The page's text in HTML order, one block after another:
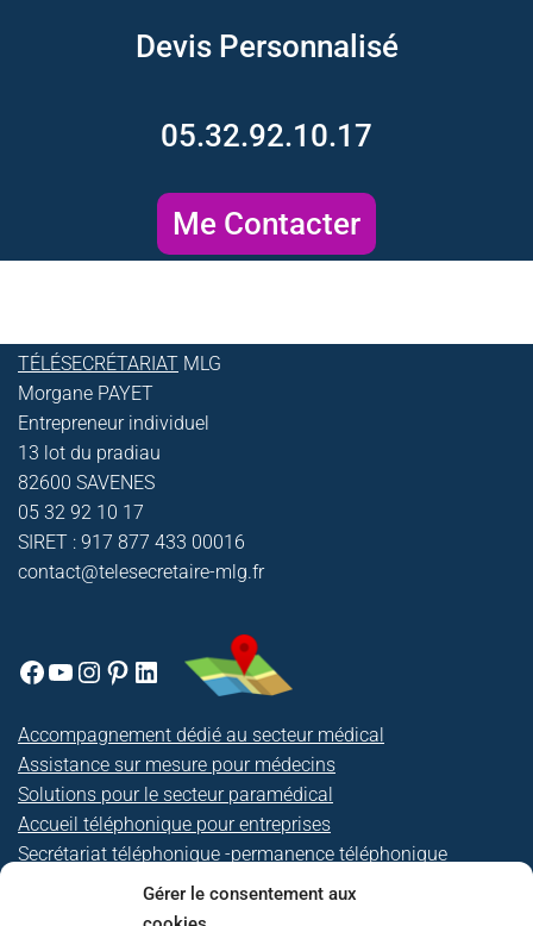
Gérer le consentement aux
Devis Personnalisé
05.32.92.10.17
Me Contacter
TÉLÉSECRÉTARIAT MLG
Morgane PAYET
Entrepreneur individuel
13 lot du pradiau
82600 SAVENES
05 32 92 10 17
SIRET : 917 877 433 00016
contact@telesecretaire-mlg.fr
Accompagnement dédié au secteur médical
Assistance sur mesure pour médecins
Solutions pour le secteur paramédical
Accueil téléphonique pour entreprises
Secrétariat téléphonique -permanence téléphonique
Le secrétariat à distance prend en charge la gestion